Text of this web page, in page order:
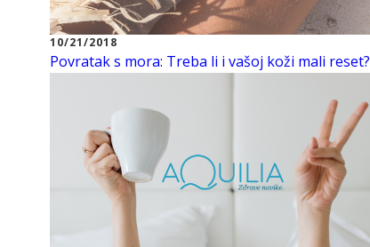
10/21/2018
Povratak s mora: Treba li i vašoj koži mali reset?